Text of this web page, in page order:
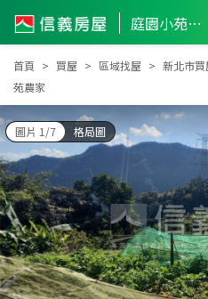
庭園小苑農家
首頁 買屋 區域找屋 新北市買
苑農家
圖片 1/7 格局圖